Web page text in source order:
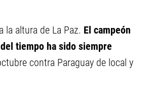
la altura de La Paz. El campeón
tiempo ha sido siempre
contra Paraguay de local y